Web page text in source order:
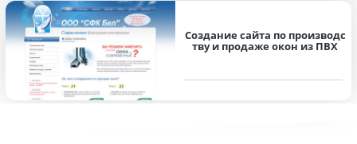
Создание сайта по производс
тву и продаже окон из ПВХ